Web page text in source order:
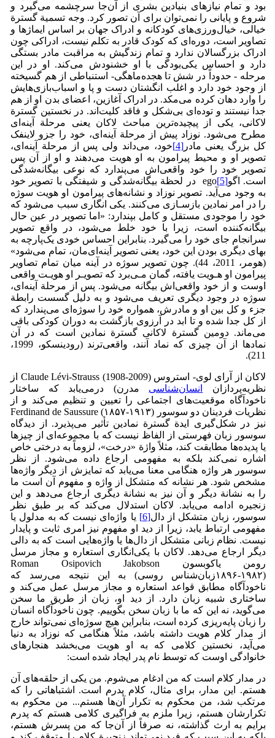
بود و تمام نیازهای بنیادین بشری از آن‌جا سرچشمه می‌گیرد و
شروع و پایانی را نمی‌توان برای آن تصور کرد. وجه تسمیة گسترة
خیالی، خیال‌ورزی‌های کودکانه و ادراک جهان بر اساس ایماژها و
تصاویر است، دوره‌ای که کودک قادر به تکلم نیست، ادراکی چون
ادراک بزرگسالان ندارد و تمام زندگیش به مراقبت مادر بستگی
دارد و احساس یکی‌بودگی با او خشنودش می‌کند. او در این
مرحله - حدوداً در شش تا هجده‌ماهگی- استنباطی از هم گسیخته
از وجود خود دارد و اغلب انگشتان دست و پا و اسباب‌بازی‌هایش
را وارد دهان کرده می‌مکد. در ادراک آغازین، اعضای بدن او از هم
جدا نیستند و توده‌ای بی‌شکل و فاقد کلیت‌اند. در نخستین گسترة
لاکانی، یکی از پیچیده‌ترین مباحث لاکان یعنی مرحلة آینه‌ای
مطرح می‌شود. نوزاد پیش از مرحلة آینه‌ای، خود را جزو لاینفک
کل بزرگ یعنی مادر[4]
خود، می‌داند ولی پس از مرحلة آینه‌ای،
تصویر او و محیط پیرامون به او هویت می‌دهند و او از آن پس
تصویر خود را خود واقعی‌اش می‌پندارد که نوعی بیگانه‌شدگی
است. اگو[5]
ego در لحظة بیگانه‌شدگی و شیفتگی با تصویر خود
به وجود می‌آید. تصویر نوزاد و نشانه‌های پیرامون او هویت سوژه
را در امر نمادین بازسـازی می‌کنند. یکی انگاری سبب می‌شود که
خود را موجودی مستقل و کامل بپندارد: «اما تصویر در عین حال
بیگانه‌کننده است، زیرا با خود خلط می‌شود، در واقع تصویر
سرانجام جای خود را می‌گیرد. بنابراین احساس خودی یک‌پارچه به
بهای دیگری بودن این خود، یعنی تصویر آینه‌ای‌مان، تمام می‌شود»
(هومر، 2011، 44). چون تصویر سوژه در آینه میان تمام تصاویر
پیرامون او هـویت یافته، گمان مـی‌برد که تصویـر او هویـت واقعی
اوست و از خود واقعی‌اش بیگانه می‌شود. پس از مرحلة آینه‌ای،
سوژه در وجود دیگری تعریف می‌شود و به دلیل گسست رابطة
جزء و کل بین او و مادرش، همواره خود را سوژه‌ای می‌پندارد که
از کل جدا شده و تا ابد در آرزوی بازگشت به دوران کودکی باقی
می‌ماند. دومین گسترة لاکانی گسترة نمادین است که در آن
نمادها از آن چیزی که نماد آنند، واقعی‌ترند (رودینسکو، 1999،
211).
لاکان از آرای لوی- استروس Claude Lévi-Strauss (1908-2009) از
نظریه‌‌پردازان
انسان‌شناسی مدرن) در‌می‌یابد که ساختار
ناخودآگاه موقعیت‌های اجتماعی را تعیین و تنظیم می‌کند و از
نظریات فردینان دو سوسور Ferdinand de Saussure (۱۸۵۷-۱۹۱۳)
نیز در شکل‌گیری ایدة گسترة نمادین تأثیر می‌پذیرد. از دیدگاه
سوسور زبان فهرستی از الفاظ نیست که با مجموعه‌ای از چیزها
یا پدیده‌ها مطابقت کند، مثلاً واژة «درخت»، لزوماً به درختی خاص
اشاره نمی‌کند بلکه به مفهومی ارجاع داده می‌شود. از نظر
سوسور هر واژه هنگامی معنا می‌یابد که تمایزش از دیگر واژه‌ها
مشخص شود. هر نشانه که متشکل از واژه و مفهوم آن است ما
را به نشانة دیگر و آن نیز به نشانة دیگری ارجاع می‌دهد و این
زنجیره ادامه می‌یابد. لاکان استدلال می‌کند که بر طبق نظر
سوسور، زبان متشکل از دال[6]
یا واژه‌ای نیست که به مدلول یا
مفهومی ارتباط یابد، زیرا از دید او مفهوم نیز امری ثابت و پایدار
نیست. نظام زبانی متشکل از دال‌ها یا واژه‌هایی است که به دالی
دیگر ارجاع می‌دهد. لاکان با یکی‌انگاری استعاره و مجاز مرسل
رومن یاکوبسون Roman Osipovich Jakobson
(۱۸۹۶-۱۹۸۲زبان‌شناس روسی) به این نتیجه می‌رسد که
ناخودآگاه مطابق قواعد استعاره و مجاز مرسل عمل می‌کند و
ساختاری شبیه زبان دارد. از دید او، زبان از طریق ما سخن
می‌گوید، نه این که ما با زبان سخن بگوییم. چون ناخودآگاه انسان
را زبان پایه‌ریزی کرده است، بنابراین هیچ سوژه‌ای نمی‌تواند خارج
از مدار کلام هویت داشته باشد، مثلاً هنگامی که نوزاد به دنیا
می‌آید، نخستین کلامی که به او هویت می‌بخشد هنجارهای
خانوادگی اوست که توسط نام پدر ایجاد شده است:
در مدار کلام است که من ادغام می‌شوم. من یکی از حلقه‌های آن
هستم. این مدار، برای مثال، کلام پدرم است. اشتباهاتی را که
مرتکب شد، من محکوم به تکرار آن‌ها هستم... من محکوم به
تکرارشان هستم، زیرا ملزم به فراگیری کلامی هستم که پدرم
برایم به ارث گذاشته، نه صرفاً از آن‌جا که من پسرش هستم،